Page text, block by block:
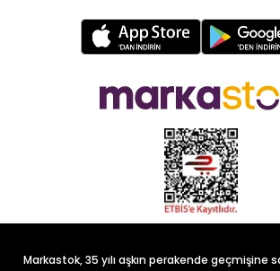
Markastok, 35 yılı aşkın perakende geçmişine